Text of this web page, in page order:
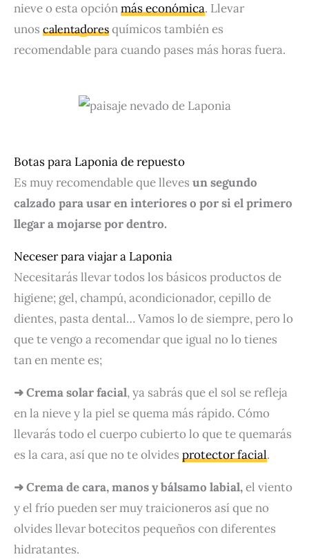
nieve o esta opciónmás económica. Llevar
unos calentadores químicos también es
recomendable para cuando pases más horas fuera.
Botas para Laponia de repuesto
Es muy recomendable que lleves un segundo
calzado para usar en interiores o por si el primero
llegar a mojarse por dentro.
Neceser para viajar a Laponia
Necesitarás llevar todos los básicos productos de
higiene; gel, champú, acondicionador, cepillo de
dientes, pasta dental… Vamos lo de siempre, pero lo
que te vengo a recomendar que igual no lo tienes
tan en mente es;
➜ Crema solar facial, ya sabrás que el sol se refleja
en la nieve y la piel se quema más rápido. Cómo
llevarás todo el cuerpo cubierto lo que te quemarás
es la cara, así que no te olvides protector facial.
➜ Crema de cara, manos y bálsamo labial,el viento
y el frío pueden ser muy traicioneros así que no
olvides llevar botecitos pequeños con diferentes
hidratantes.